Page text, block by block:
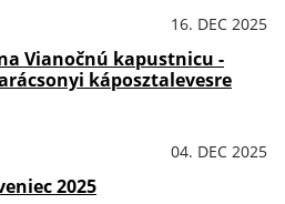
16. DEC 2025
Vianočnú kapustnicu -
káposztalevesre
04. DEC 2025
2025